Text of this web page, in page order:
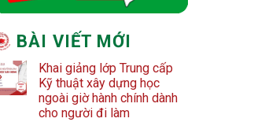
BÀI VIẾT MỚI
Khai giảng lớp Trung cấp
Kỹ thuật xây dựng học
ngoài giờ hành chính dành
cho người đi làm